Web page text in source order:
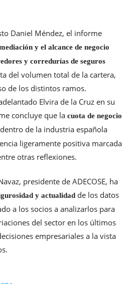
Daniel Méndez, el informe
y el alcance de negocio
y corredurías de seguros
del volumen total de la cartera,
de los distintos ramos.
Elvira de la Cruz en su
concluye que la cuota de negocio
de la industria española
ligeramente positiva marcada
otras reflexiones.
presidente de ADECOSE, ha
y actualidadde los datos
a los socios a analizarlos para
del sector en los últimos
empresariales a la vista